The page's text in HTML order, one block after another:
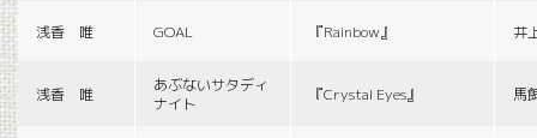
浅香 唯 GOAL 『Rainbow』 井
浅香 唯
あぶないサタディ
ナイト
『Crystal Eyes』 馬